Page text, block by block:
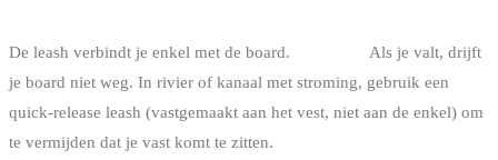
De leash verbindt je enkel met de board.
Als je valt, drijft
je board niet weg. In rivier of kanaal met stroming, gebruik een
quick-release leash (vastgemaakt aan het vest, niet aan de enkel) om
te vermijden dat je vast komt te zitten.